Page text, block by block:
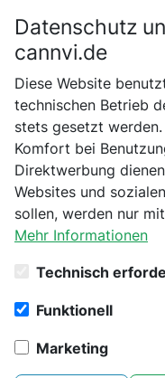
Startseite Sensi Seeds
Slam Dank
Bitte bestätige
Bist du schon 18
Datenschutz
cannvi.de
Diese Website
technischen Betrieb
stets gesetzt
Komfort bei
Direktwerbung
Websites und
sollen, werden nur
Mehr Informationen
Technisch
Funktionell
Marketing